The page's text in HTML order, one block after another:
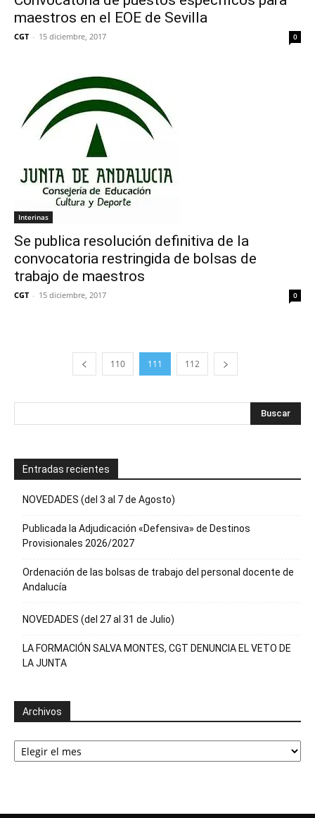
maestros en el EOE de Sevilla
CGT - 15 diciembre, 2017 0
Interinas
Se publica resolución definitiva de la
convocatoria restringida de bolsas de
trabajo de maestros
CGT - 15 diciembre, 2017 0
110 111 112
Entradas recientes
NOVEDADES (del 3 al 7 de Agosto)
Publicada la Adjudicación «Defensiva» de Destinos
Provisionales 2026/2027
Ordenación de las bolsas de trabajo del personal docente de
Andalucía
NOVEDADES (del 27 al 31 de Julio)
LA FORMACIÓN SALVA MONTES, CGT DENUNCIA EL VETO DE
LA JUNTA
Archivos
Archivos